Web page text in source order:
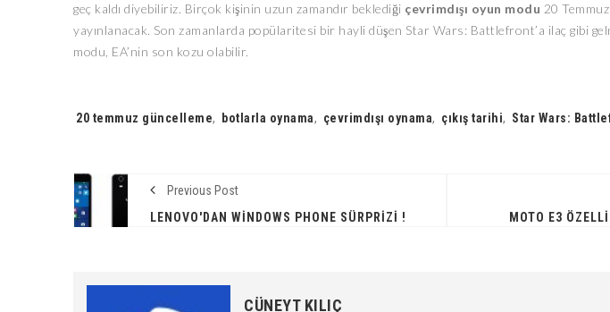
geç kaldı diyebiliriz. Birçok kişinin uzun zamandır beklediği çevrimdışı oyun modu 20
yayınlanacak. Son zamanlarda popülaritesi bir hayli düşen Star Wars: Battlefront’a ilaç gibi
modu, EA’nin son kozu olabilir.
Tags:
20 temmuz güncelleme, botlarla oynama, çevrimdışı oynama, çıkış tarihi, Star Wars:
Previous Post
LENOVO'DAN WINDOWS PHONE SÜRPRIZI !
MOTO E3
CÜNEYT KILIÇ